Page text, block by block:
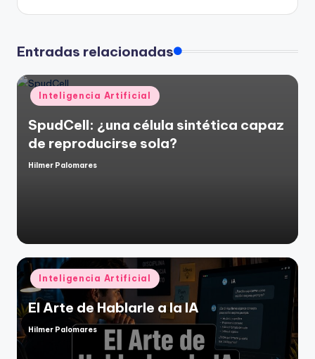
Entradas relacionadas
Publicado
en
Inteligencia Artificial
SpudCell: ¿una célula sintética capaz
de reproducirse sola?
Publicado
Hilmer Palomares
Publicado
en
Inteligencia Artificial
El Arte de Hablarle a la IA
Publicado
Hilmer Palomares